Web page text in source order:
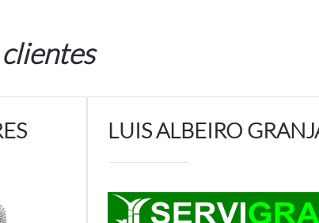
LUIS ALBEIRO